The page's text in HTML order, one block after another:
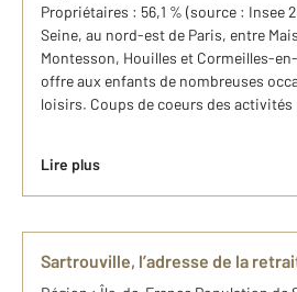
Propriétaires : 56,1 % (source : Insee
Seine, au nord-est de Paris, entre
Montesson, Houilles et Cormeilles-
offre aux enfants de nombreuses
loisirs. Coups de coeurs des activités
Lire plus
Sartrouville, l’adresse de la